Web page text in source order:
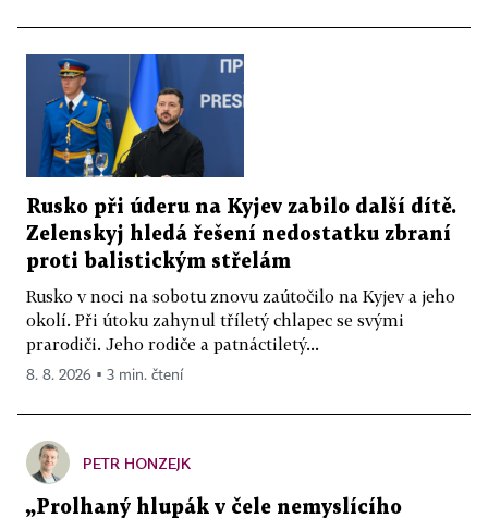
Rusko při úderu na Kyjev zabilo další dítě.
Zelenskyj hledá řešení nedostatku zbraní
proti balistickým střelám
Rusko v noci na sobotu znovu zaútočilo na Kyjev a jeho
okolí. Při útoku zahynul tříletý chlapec se svými
prarodiči. Jeho rodiče a patnáctiletý...
8. 8. 2026 ▪ 3 min. čtení
PETR HONZEJK
„Prolhaný hlupák v čele nemyslícího